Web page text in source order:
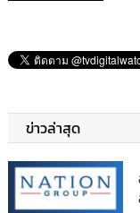
ข่าวล่าสุด